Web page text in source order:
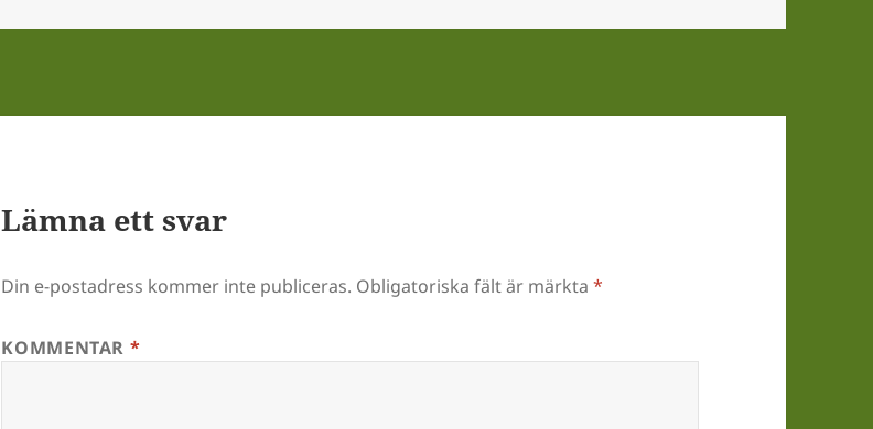
Lämna ett svar
Din e-postadress kommer inte publiceras. Obligatoriska fält är märkta*
KOMMENTAR *